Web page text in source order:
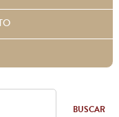
BUSCAR